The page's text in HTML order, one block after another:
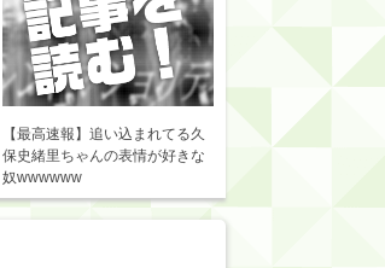
【最高速報】追い込まれてる久
保史緒里ちゃんの表情が好きな
奴wwwwww